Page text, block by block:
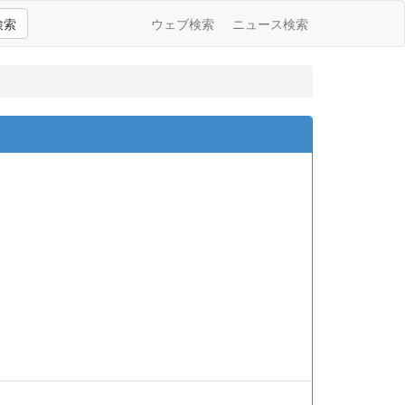
索 ウェブ検索 ニュース検索